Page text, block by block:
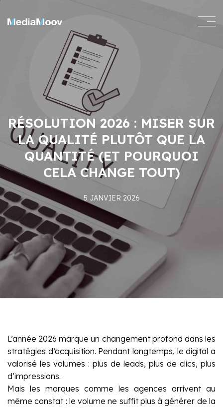
RÉSOLUTION 2026 : MISER SUR
LA QUALITÉ PLUTÔT QUE LA
QUANTITÉ (ET POURQUOI
CELA CHANGE TOUT)
5 JANVIER 2026
L’année 2026 marque un changement profond dans les
stratégies d’acquisition. Pendant longtemps, le digital a
valorisé les volumes : plus de leads, plus de clics, plus
d’impressions.
Mais les marques comme les agences arrivent au
même constat : le volume ne suffit plus à générer de la